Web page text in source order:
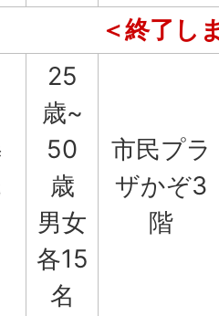
＜終了し
25
歳~
50
歳
男女
各15
名
市民プラ
ザかぞ3
階